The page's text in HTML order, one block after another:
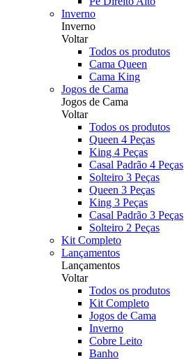
Inverno
Inverno
Voltar
Todos os produtos
Cama Queen
Cama King
Jogos de Cama
Jogos de Cama
Voltar
Todos os produtos
Queen 4 Peças
King 4 Peças
Casal Padrão 4 Peças
Solteiro 3 Peças
Queen 3 Peças
King 3 Peças
Casal Padrão 3 Peças
Solteiro 2 Peças
Kit Completo
Lançamentos
Lançamentos
Voltar
Todos os produtos
Kit Completo
Jogos de Cama
Inverno
Cobre Leito
Banho